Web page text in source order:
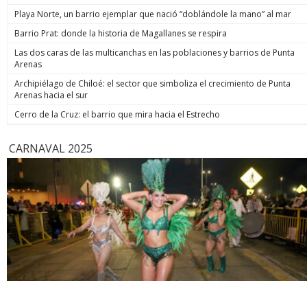
de estos enormes avances en números hay una familia que
hoy está más tranquila”, afirmó. Luego, el jefe de Estado
anunció un paso adicional para recuperar la seguridad y
todos los que buscan destruir nuestra sociedad. Seremos
implacables. No habrá excusas ni treguas“. El Presidente
anunció que su gobierno dará un paso adicional para
recuperar la seguridad, tal como se comprometió en
campaña, y aseguró que van a “perseguir, capturar, juzgar y
condenar a todos los que buscan destruir nuestra sociedad”.
indicó.
Playa Norte, un barrio ejemplar que nació “doblándole la mano” al mar
Barrio Prat: donde la historia de Magallanes se respira
Las dos caras de las multicanchas en las poblaciones y barrios de Punta
Arenas
Archipiélago de Chiloé: el sector que simboliza el crecimiento de Punta
Arenas hacia el sur
Cerro de la Cruz: el barrio que mira hacia el Estrecho
CARNAVAL 2025